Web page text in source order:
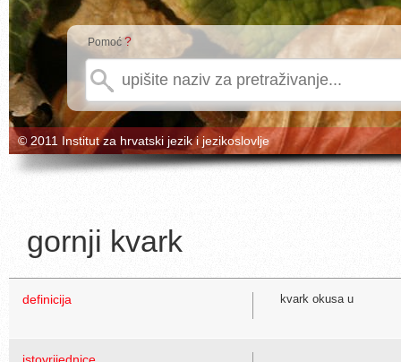
Pomoć ?
© 2011 Institut za hrvatski jezik i jezikoslovlje
gornji kvark
definicija kvark okusa u